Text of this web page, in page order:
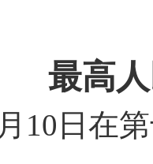
最高
日在第